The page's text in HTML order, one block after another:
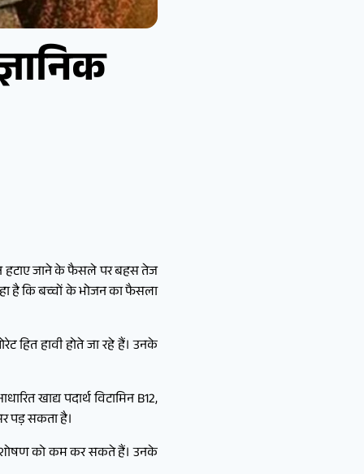
हटाए जाने के फैसले पर बहस तेज
है कि बच्चों के भोजन का फैसला
हित हावी होते जा रहे हैं। उनके
खाद्य पदार्थ विटामिन B12,
पड़ सकता है।
को कम कर सकते हैं। उनके